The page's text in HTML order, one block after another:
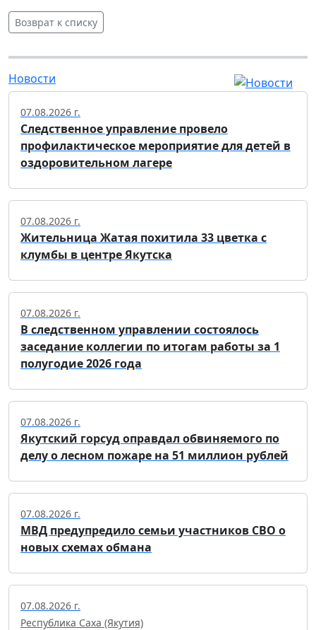
Возврат к списку
Новости
07.08.2026 г.
Следственное управление провело
профилактическое мероприятие для детей в
оздоровительном лагере
07.08.2026 г.
Жительница Жатая похитила 33 цветка с
клумбы в центре Якутска
07.08.2026 г.
В следственном управлении состоялось
заседание коллегии по итогам работы за 1
полугодие 2026 года
07.08.2026 г.
Якутский горсуд оправдал обвиняемого по
делу о лесном пожаре на 51 миллион рублей
07.08.2026 г.
МВД предупредило семьи участников СВО о
новых схемах обмана
07.08.2026 г.
Республика Саха (Якутия)